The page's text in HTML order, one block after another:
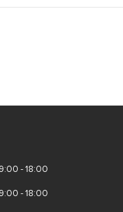
- 18:00
- 18:00